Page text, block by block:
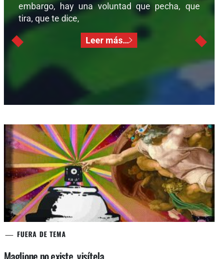
embargo, hay una voluntad que pecha, que
tira, que te dice,
Leer más…
FUERA DE TEMA
Maglione no existe, visítela.